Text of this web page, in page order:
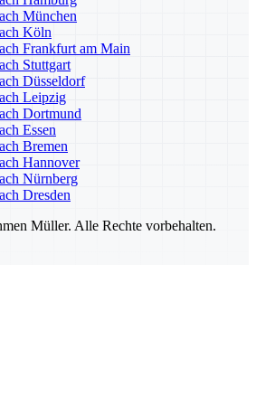
München
Köln
Frankfurt am Main
Stuttgart
Düsseldorf
Leipzig
Dortmund
Essen
Bremen
Hannover
Nürnberg
Dresden
Müller. Alle Rechte vorbehalten.